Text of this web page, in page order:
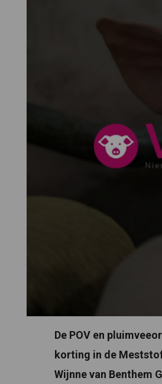
De POV en
korting in de
Wijnne van Benthem